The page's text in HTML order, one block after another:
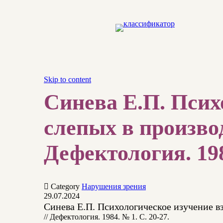
Skip to content
Синева Е.П.
слепых в
Дефектология.
 Category Нарушения зрения
29.07.2024
Синева Е.П. Психологическое изучение
// Дефектология. 1984. № 1. С. 20-27.